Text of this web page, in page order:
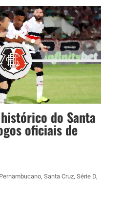
do Santa
oficiais de
Pernambucano, Santa Cruz, Série D,